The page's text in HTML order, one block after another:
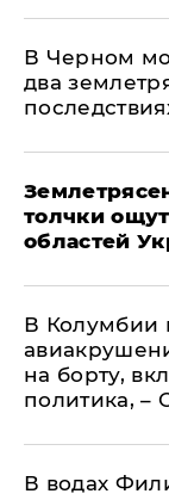
В Черном
два
толчки
областей
В Колумбии
на борту,
политика, –
В водах